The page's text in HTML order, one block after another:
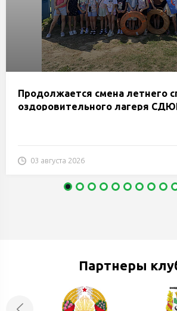
Продолжается смена летнего
оздоровительного лагеря
03 августа 2026
Партнеры